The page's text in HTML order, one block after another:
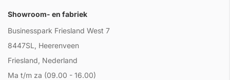
Showroom- en fabriek
Businesspark Friesland West 7
8447SL, Heerenveen
Friesland, Nederland
Ma t/m za (09.00 - 16.00)